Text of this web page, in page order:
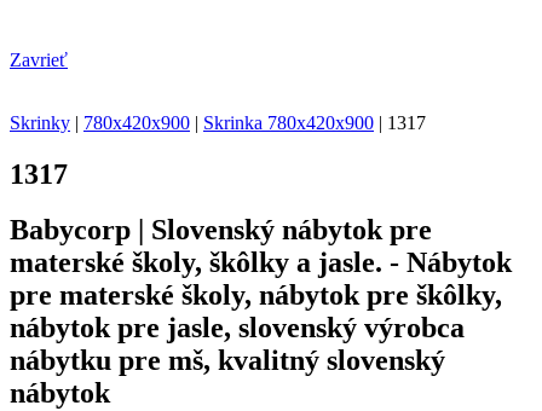
Zavrieť
Skrinky | 780x420x900 | Skrinka 780x420x900 | 1317
1317
Babycorp | Slovenský nábytok pre
materské školy, škôlky a jasle. - Nábytok
pre materské školy, nábytok pre škôlky,
nábytok pre jasle, slovenský výrobca
nábytku pre mš, kvalitný slovenský
nábytok